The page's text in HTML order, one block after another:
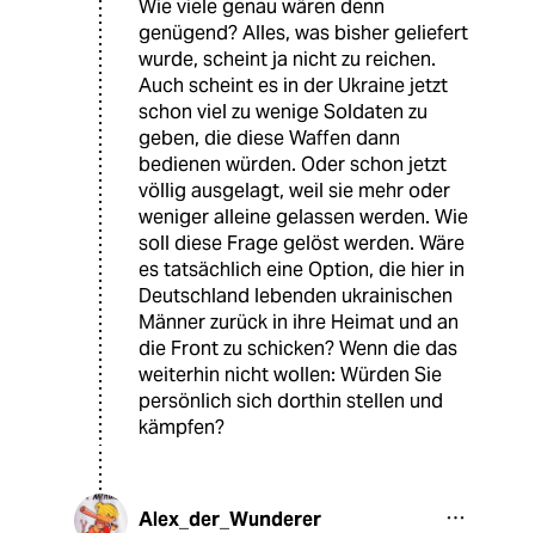
Wie viele genau wären denn
genügend? Alles, was bisher geliefert
wurde, scheint ja nicht zu reichen.
Auch scheint es in der Ukraine jetzt
schon viel zu wenige Soldaten zu
geben, die diese Waffen dann
bedienen würden. Oder schon jetzt
völlig ausgelagt, weil sie mehr oder
weniger alleine gelassen werden. Wie
soll diese Frage gelöst werden. Wäre
es tatsächlich eine Option, die hier in
Deutschland lebenden ukrainischen
Männer zurück in ihre Heimat und an
die Front zu schicken? Wenn die das
weiterhin nicht wollen: Würden Sie
persönlich sich dorthin stellen und
kämpfen?
Alex_der_Wunderer